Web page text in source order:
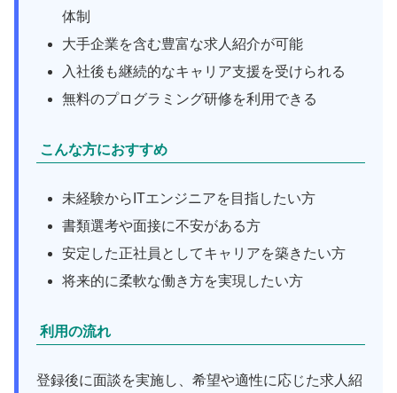
体制
大手企業を含む豊富な求人紹介が可能
入社後も継続的なキャリア支援を受けられる
無料のプログラミング研修を利用できる
こんな方におすすめ
未経験からITエンジニアを目指したい方
書類選考や面接に不安がある方
安定した正社員としてキャリアを築きたい方
将来的に柔軟な働き方を実現したい方
利用の流れ
登録後に面談を実施し、希望や適性に応じた求人紹